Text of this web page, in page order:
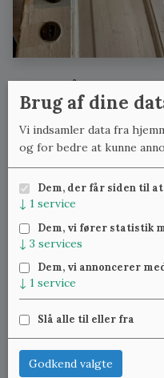
Se også:
Fyldningsdøre med
Fyldningsdøre med
Fyldningsdøre med
22 25 69 11
Se mere om:Vores
Brug af dine
Vi indsamler data fra
og for bedre at kunne
Dem, der får siden til
↓ 1 service
Dem, vi fører statistik
↓ 3 services
Dem, vi annoncerer
↓ 1 service
Slå alle til eller fra
Godkend valgte